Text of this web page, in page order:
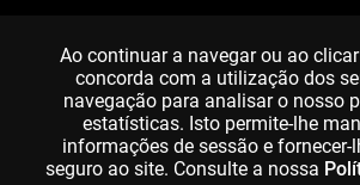
Ao continuar a navegar ou ao
concorda com a utilização dos
navegação para analisar o nosso
estatísticas. Isto permite-lhe
informações de sessão e fornecer-
seguro ao site. Consulte a nossa